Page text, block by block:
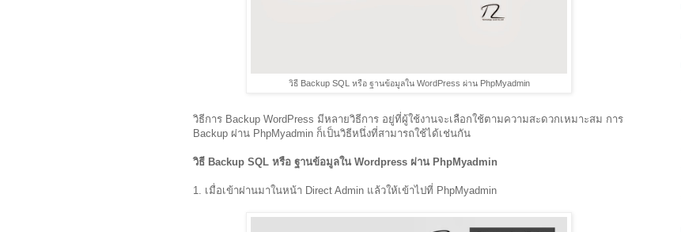
วิธี Backup SQL หรือ ฐานข้อมูลใน WordPress ผ่าน PhpMyadmin
วิธีการ Backup WordPress มีหลายวิธีการ อยู่ที่ผู้ใช้งานจะเลือกใช้ตามความสะดวกเหมาะสม การ
Backup ผ่าน PhpMyadmin ก็เป็นวิธีหนึ่งที่สามารถใช้ได้เช่นกัน
วิธี Backup SQL หรือ ฐานข้อมูลใน Wordpress ผ่าน PhpMyadmin
1. เมื่อเข้าผ่านมาในหน้า Direct Admin แล้วให้เข้าไปที่ PhpMyadmin